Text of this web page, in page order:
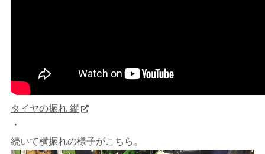
タイヤの振れ 縦
・
続いて横振れの様子がこちら。